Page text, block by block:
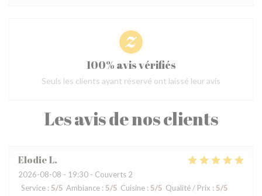
Les avis de nos clients
ElodieL
2026-08-08 - 19:30 - Couverts 2
Service : 5/5 Ambiance : 5/5 Cuisine : 5/5 Qualité / Prix : 5/5
100% avis vérifiés
Seuls les clients ayant réservé ont laissé leur avis